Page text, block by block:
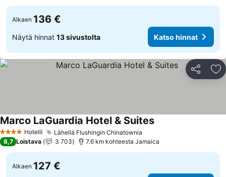
Alkaen 136 €
Näytä hinnat 13 sivustolta Katso hinnat
Jaa
4 Tähtiluokitus
Hotelli Lähellä Flushingin Chinatownia
Marco LaGuardia Hotel & SuitesKatso hinnat
8,7 Loistava 3 703 7.6 km kohteesta Jamaica
Alkaen 127 €